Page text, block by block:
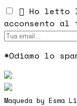
 Ho letto
acconsento
*Odiamo lo
Maqueda by Esma